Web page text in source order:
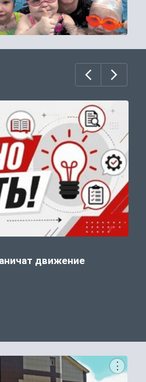
движение